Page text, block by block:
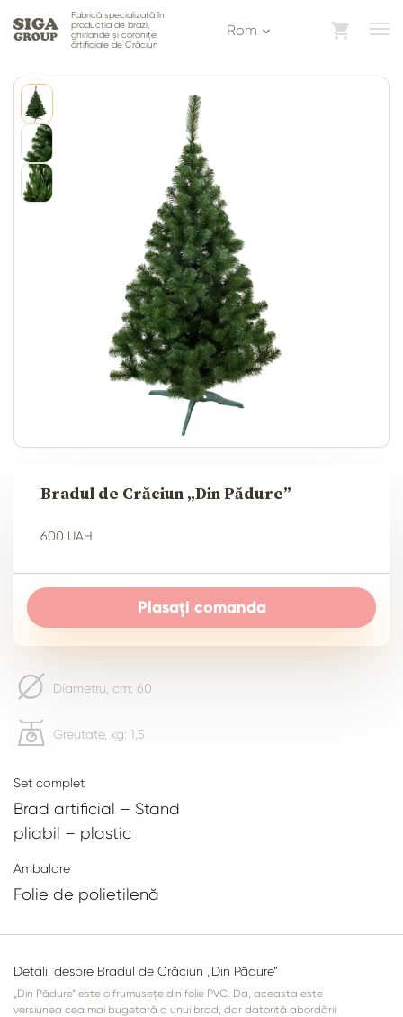
Fabrică specializată în
producția de brazi,
ghirlande și coronițe
ărtificiale de Crăciun
Rom
Bradul de Crăciun „Din Pădure”
600 UAH
Plasați comanda
Diametru, cm: 60
Greutate, kg: 1,5
Set complet
Brad artificial – Stand
pliabil – plastic
Ambalare
Folie de polietilenă
Detalii despre Bradul de Crăciun „Din Pădure”
„Din Pădure” este o frumusețe din folie PVC. Da, aceasta este
versiunea cea mai bugetară a unui brad, dar datorită abordării